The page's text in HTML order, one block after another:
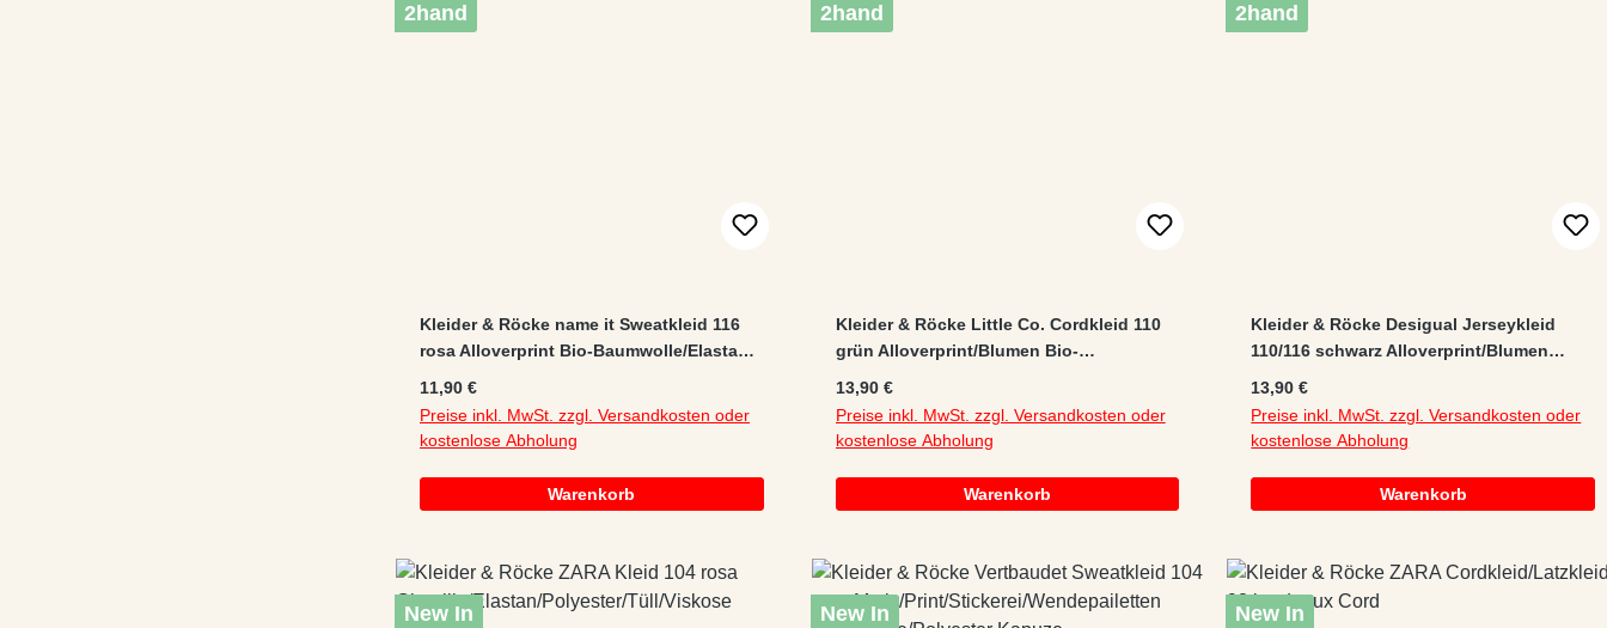
2hand
Kleider & Röcke name it Sweatkleid 116
rosa Alloverprint Bio-Baumwolle/Elastan
Regulärer Preis:
11,90 €
Preise inkl. MwSt. zzgl. Versandkosten oder
kostenlose Abholung
Warenkorb
2hand
Kleider & Röcke Little Co. Cordkleid 110
grün Alloverprint/Blumen Bio-
Regulärer Preis:
13,90 €
Preise inkl. MwSt. zzgl. Versandkosten oder
kostenlose Abholung
Warenkorb
2hand
Kleider & Röcke Desigual Jerseykleid
110/116 schwarz Alloverprint/Blumen
Regulärer Preis:
13,90 €
Preise inkl. MwSt. zzgl. Versandkosten oder
kostenlose Abholung
Warenkorb
New In
New In
New In